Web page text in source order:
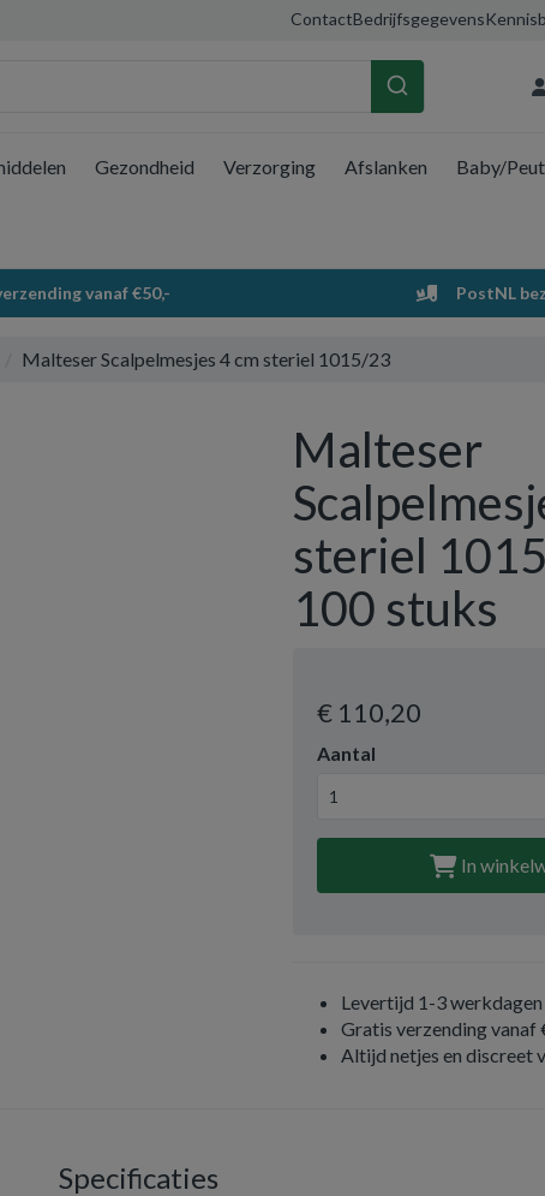
ContactBedrijfsgegevens
Winkelwagen
Uw
Vul hem met
Gezondheid Verzorging Afslanken Baby/
vanaf €50,- PostNL
Malteser Scalpelmesjes 4 cm steriel 1015/23
Malteser
steriel
100 stuks
€ 110,20
Aantal
In
Levertijd 1-3 werkdagen
Gratis verzending vanaf
Altijd netjes en discreet
Specificaties